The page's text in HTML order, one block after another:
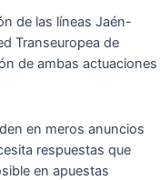
de las líneas Jaén-
Transeuropea de
de ambas actuaciones
en meros anuncios
respuestas que
en apuestas